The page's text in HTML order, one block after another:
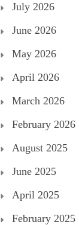
July 2026
June 2026
May 2026
April 2026
March 2026
February 2026
August 2025
June 2025
April 2025
February 2025